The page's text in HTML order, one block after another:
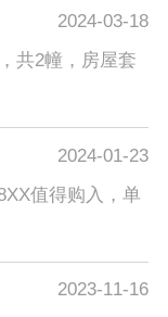
2024-03-18
共2幢，房屋套
2024-01-23
值得购入，单
2023-11-16